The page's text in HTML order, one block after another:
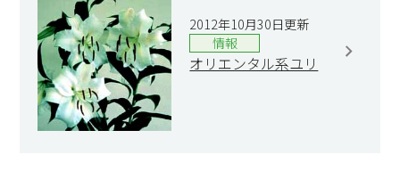
2012年10月30日更新
情報
オリエンタル系ユリ